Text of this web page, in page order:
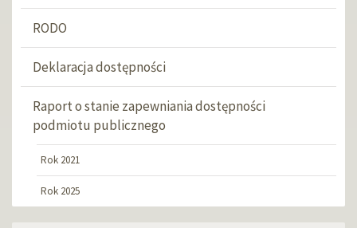
RODO
Deklaracja dostępności
Raport o stanie zapewniania dostępności
podmiotu publicznego
Rok 2021
Rok 2025